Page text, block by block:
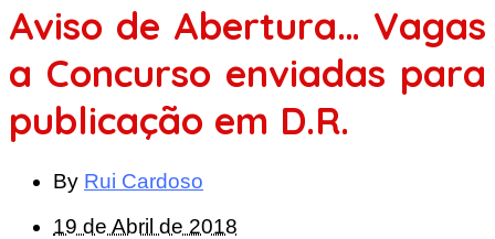
Aviso de Abertura… Vagas
a Concurso enviadas para
publicação em D.R.
By Rui Cardoso
19 de Abril de 2018